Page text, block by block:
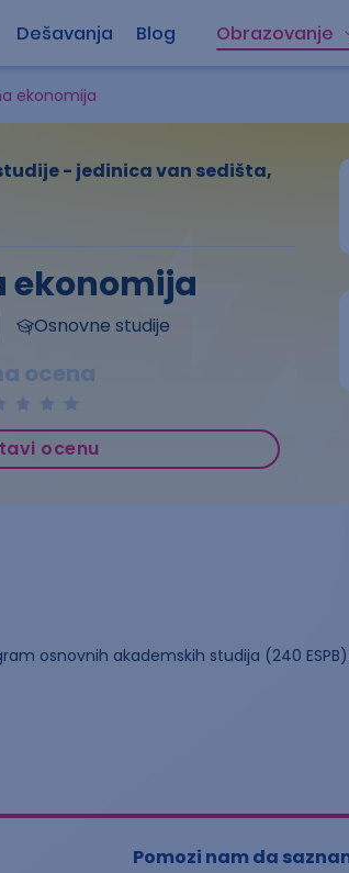
Dešavanja Blog Obrazovanje
ekonomija
ekonomija
Osnovne studije
ocena
ocenu
- jedinica van sedišta,
osnovnih akademskih studija (240
Pomozi nam da